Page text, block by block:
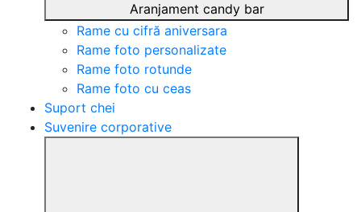
Aranjament candy bar
Rame cu cifră aniversara
Rame foto personalizate
Rame foto rotunde
Rame foto cu ceas
Suport chei
Suvenire corporative